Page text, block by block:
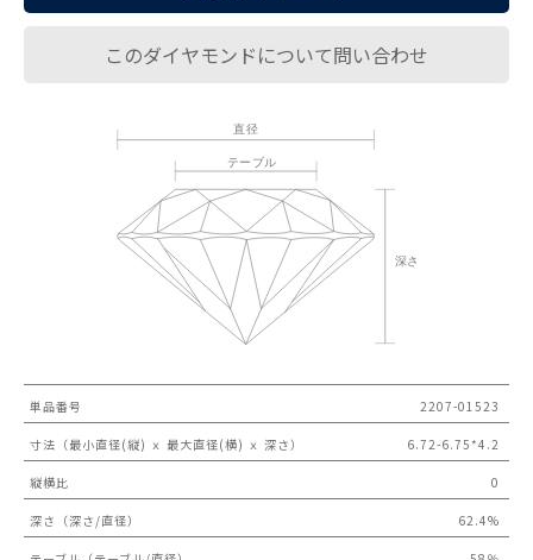
このダイヤモンドについて問い合わせ
単品番号 2207-01523
寸法（最小直径(縦) ｘ 最大直径(横) ｘ 深さ） 6.72-6.75*4.2
縦横比 0
深さ（深さ/直径） 62.4%